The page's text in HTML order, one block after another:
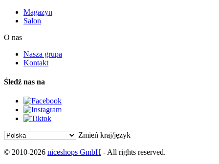
Magazyn
Salon
O nas
Nasza grupa
Kontakt
Śledź nas na
Zmień kraj/język
© 2010-2026 niceshops GmbH - All rights reserved.